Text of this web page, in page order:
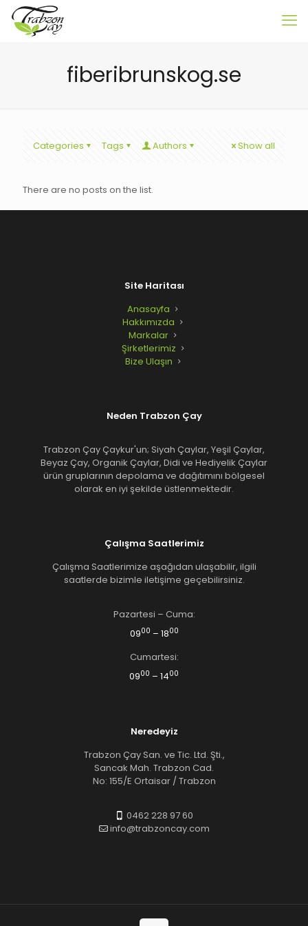
fiberibrunskog.se
Categories Tags Authors Show all
There are no posts on the list.
Site Haritası
Anasayfa
Hakkımızda
Markalar
Şirketlerimiz
Bize Ulaşın
Neden Trabzon Çay
Trabzon Çay Çaykur'un; Siyah Çaylar, Yeşil Çaylar,
Beyaz Çay, Organik Çaylar, Didi ve Hediyelik Çaylar
ürün gruplarının depolama ve dağıtımını bölgesel
olarak en iyi şekilde üstlenmektedir.
Çalışma Saatlerimiz
Çalışma Saatlerimize aşağıdan ulaşabilir, ilgili
saatlerde bizimle iletişime geçebilirsiniz.
Pazartesi – Cuma:
0900 – 1800
Cumartesi:
0900 – 1400
Neredeyiz
Trabzon Çay San. ve Tic. Ltd. Şti.,
Sancak Mah. Trabzon Cad.
No: 155/E Ortaisar / Trabzon
0462 228 97 60
info@trabzoncay.com